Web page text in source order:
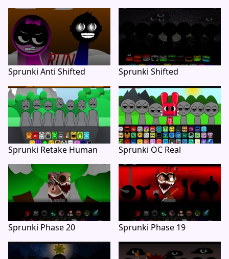
Sprunki Anti Shifted Sprunki Shifted
Sprunki Retake Human Sprunki OC Real
Sprunki Phase 20 Sprunki Phase 19